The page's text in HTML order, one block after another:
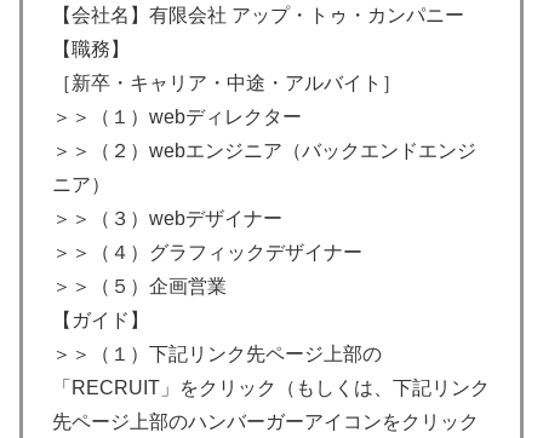
【会社名】有限会社 アップ・トゥ・カンパニー
【職務】
［新卒・キャリア・中途・アルバイト］
＞＞（１）webディレクター
＞＞（２）webエンジニア（バックエンドエンジ
ニア）
＞＞（３）webデザイナー
＞＞（４）グラフィックデザイナー
＞＞（５）企画営業
【ガイド】
＞＞（１）下記リンク先ページ上部の
「RECRUIT」をクリック（もしくは、下記リンク
先ページ上部のハンバーガーアイコンをクリック